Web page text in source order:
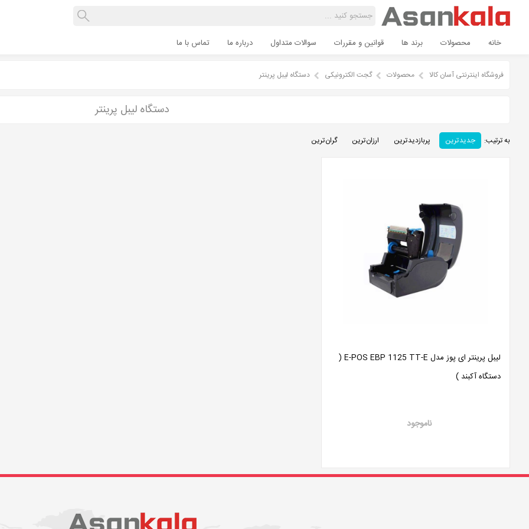
خانه محصولات برند ها قوانین و مقررات سوالات متداول درباره ما تماس با ما
فروشگاه اینترنتی آسان کالا محصولات گجت الکترونیکی دستگاه لیبل پرینتر
دستگاه لیبل پرینتر
به ترتیب: جدید ترین پربازدید ترین ارزان ترین گران ترین
لیبل پرینتر ای پوز مدل E-POS EBP 1125 TT-E (
دستگاه آکبند )
ناموجود